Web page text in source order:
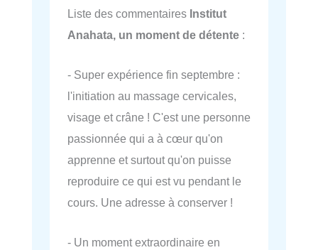
Liste des commentaires Institut
Anahata, un moment de détente :
- Super expérience fin septembre :
l'initiation au massage cervicales,
visage et crâne ! C'est une personne
passionnée qui a à cœur qu'on
apprenne et surtout qu'on puisse
reproduire ce qui est vu pendant le
cours. Une adresse à conserver !
- Un moment extraordinaire en